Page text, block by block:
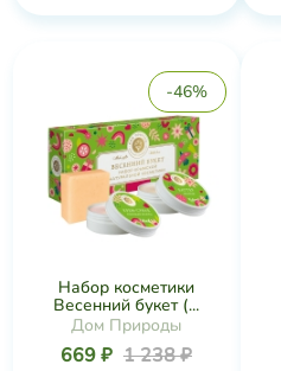
-46%
Набор косметики
Весенний букет (...
Дом Природы
669 ₽ 1 238 ₽